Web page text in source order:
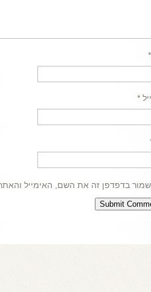
*
*
שמור בדפדפן זה את השם, האימייל